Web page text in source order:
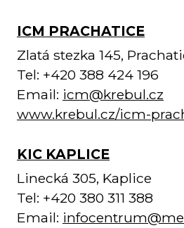
ICM PRACHATICE
Zlatá stezka 145,
Tel: +420 388 424 196
Email: icm@krebul.cz
www.krebul.cz/icm-
KIC KAPLICE
Linecká 305, Kaplice
Tel: +420 380 311 388
Email: